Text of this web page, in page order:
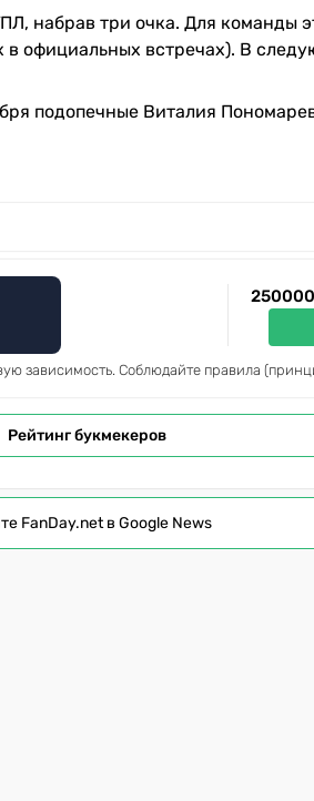
набрав три очка. Для команды
официальных встречах). В
подопечные Виталия
250000
зависимость. Соблюдайте правила
Рейтинг букмекеров
FanDay.net в Google News